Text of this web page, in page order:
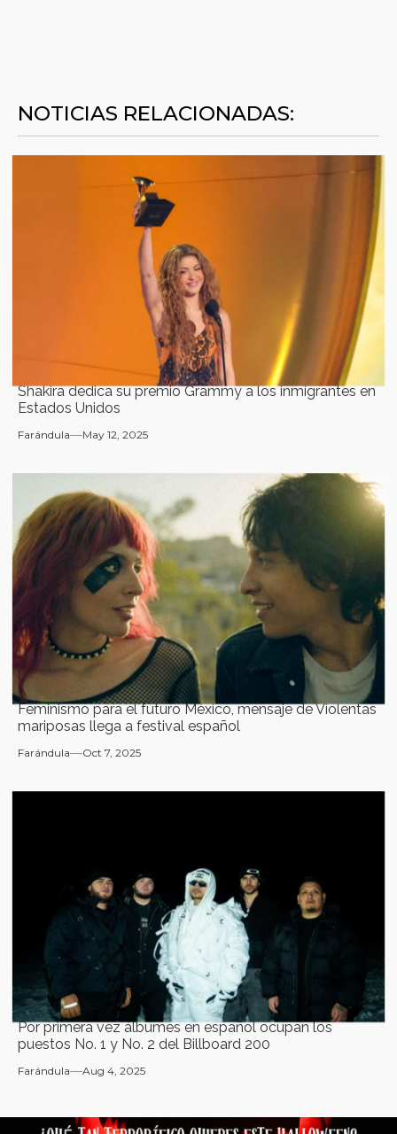
NOTICIAS RELACIONADAS:
Shakira dedica su premio Grammy a los inmigrantes en
Estados Unidos
Farándula May 12, 2025
Feminismo para el futuro México, mensaje de Violentas
mariposas llega a festival español
Farándula Oct 7, 2025
Por primera vez álbumes en español ocupan los
puestos No. 1 y No. 2 del Billboard 200
Farándula Aug 4, 2025